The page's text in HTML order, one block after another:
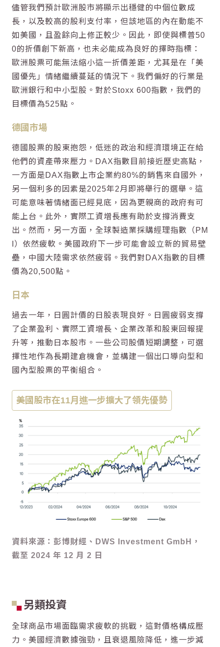
儘管我們預計歐洲股市將顯示出穩健的中個位數成
長，以及較高的股利支付率，但該地區的內在動能不
如美國，且盈餘向上修正較少。因此，即使與標普50
0的折價創下新高，也未必能成為良好的擇時指標：
歐洲股票可能無法縮小這一折價差距，尤其是在「美
國優先」情緒繼續蔓延的情況下。我們偏好的行業是
歐洲銀行和中小型股。對於Stoxx 600指數，我們的
目標價為525點。
德國市場
德國股票的股東抱怨，低迷的政治和經濟環境正在給
他們的資產帶來壓力。DAX指數目前接近歷史高點，
一方面是DAX指數上市企業約80%的銷售來自國外，
另一個利多的因素是2025年2月即將舉行的選舉。這
可能意味著情緒面已經見底，因為更親商的政府有可
能上台。此外，實際工資增長應有助於支撐消費支
出。然而，另一方面，全球製造業採購經理指數（PM
I）依然疲軟。美國政府下一步可能會設立新的貿易壁
壘，中國大陸需求依然疲弱。我們對DAX指數的目標
價為20,500點。
日本
過去一年，日圓計價的日股表現良好。日圓疲弱支撐
了企業盈利、實際工資增長、企業改革和股東回報提
升等，推動日本股市。一些公司股價短期調整，可選
擇性地作為長期建倉機會，並構建一個出口導向型和
國內型股票的平衡組合。
美國股市在11月進一步擴大了領先優勢
資料來源：彭博財經、DWS Investment GmbH，
截至 2024 年 12 月 2 日
另類投資
全球商品市場面臨需求疲軟的挑戰，這對價格構成壓
力。美國經濟數據強勁，且衰退風險降低，進一步減